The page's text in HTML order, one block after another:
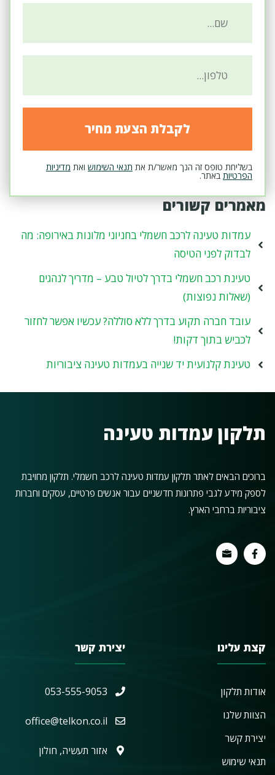
בשליחת טופס זה הנך מאשר/ת את תנאי השימוש ואת מדיניות
הפרטיות באתר.
מאמרים קשורים
עמדות טעינה לרכב חשמלי בחניוני מלונות באירופה: מה
לבדוק לפני הטיסה
טעינת רכב חשמלי בדרך לטיול טבע – מדריך לנהגים
(שאלות נפוצות)
עובד חברה תקוע בדרך ללא סוללה? עכשיו אפשר לחזור
לכביש בתוך דקות!
טעינת קלנועית יד שנייה בעמדות טעינה ציבוריות
תלקון עמדות טעינה
ברוכים הבאים לאתר תלקון עמדות טעינה לרכב חשמלי. תלקון מחויבת
לספק מידע לגבי פתרונות חדשניים עבור אנשים פרטיים, עסקים וחברות
ציבוריות ברחבי הארץ.
קצת עלינו
אודות תלקון
הצוות שלנו
יצירת קשר
תנאי שימוש
יצירת קשר
053-555-9053
office@telkon.co.il
אזור תעשיה, חולון